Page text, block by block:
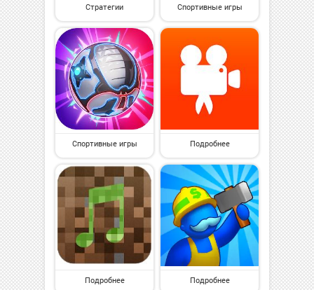
Стратегии Спортивные игры
Спортивные игры Подробнее
Подробнее Подробнее